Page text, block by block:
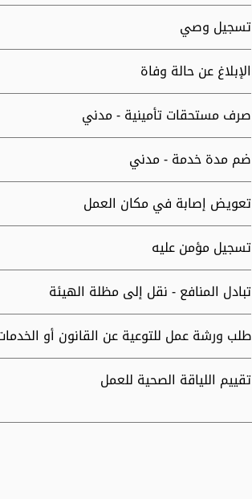
تسجيل وصي
الإبلاغ عن حالة وفاة
صرف مستحقات تأمينية - مدني
ضم مدة خدمة - مدني
تعويض إصابة في مكان العمل
تسجيل مؤمن عليه
تبادل المنافع - نقل إلى مظلة الهيئة
طلب ورشة عمل للتوعية عن القانون أو
تقييم اللياقة الصحية للعمل